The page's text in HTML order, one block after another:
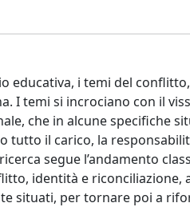
educativa, i temi del
I temi si incrociano con il
che in alcune specifiche
tutto il carico, la
segue l’andamento
identità e riconciliazione,
situati, per tornare poi a